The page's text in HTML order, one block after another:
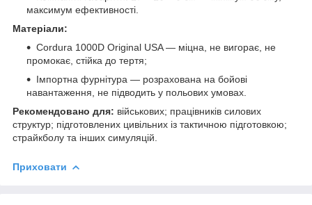
максимум ефективності.
Матеріали:
Cordura 1000D Original USA — міцна, не вигорає, не
промокає, стійка до тертя;
Імпортна фурнітура — розрахована на бойові
навантаження, не підводить у польових умовах.
Рекомендовано для: військових; працівників силових
структур; підготовлених цивільних із тактичною підготовкою;
страйкболу та інших симуляцій.
Приховати